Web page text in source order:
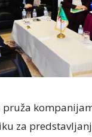
pruža
za